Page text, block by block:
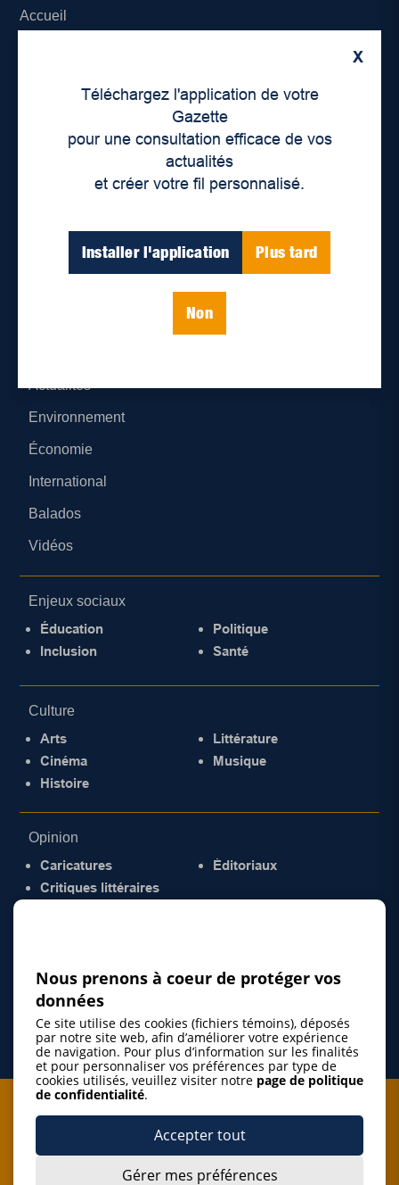
X
Téléchargez l'application de votre
Gazette
pour une consultation efficace de vos
actualités
et créer votre fil personnalisé.
Installer l'application Plus tard
Non
Accueil
Déontologie et confidentialité
Devenir partenaire
Lieux de distribution
Nous joindre
Parutions numériques
Actualités
Environnement
Économie
International
Balados
Vidéos
Enjeux sociaux
Éducation
Inclusion
Politique
Santé
Culture
Arts
Cinéma
Histoire
Littérature
Musique
Opinion
Caricatures
Critiques littéraires
Éditoriaux
Je m'abonne à l'infolettre
Nous prenons à coeur de protéger vos
données
Ce site utilise des cookies (fichiers témoins), déposés
par notre site web, afin d’améliorer votre expérience
de navigation. Pour plus d’information sur les finalités
et pour personnaliser vos préférences par type de
cookies utilisés, veuillez visiter notre page de politique
de confidentialité.
Accepter tout
Gérer mes préférences